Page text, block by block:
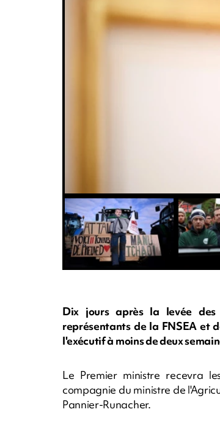
Dix jours après la levée
représentants de la FNSEA et
l'exécutif à moins de deux
Le Premier ministre recevra
compagnie du ministre de
Pannier-Runacher.